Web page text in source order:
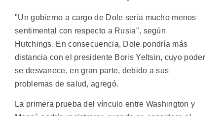
"Un gobierno a cargo de Dole sería mucho menos
sentimental con respecto a Rusia", según
Hutchings. En consecuencia, Dole pondría más
distancia con el presidente Boris Yeltsin, cuyo poder
se desvanece, en gran parte, debido a sus
problemas de salud, agregó.
La primera prueba del vínculo entre Washington y